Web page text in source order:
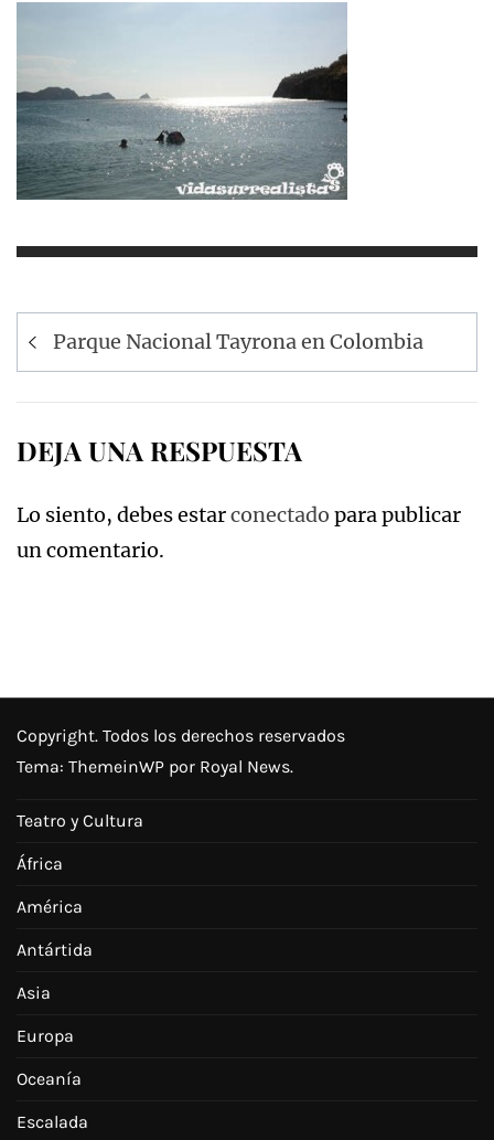
Navegación
de
Parque Nacional Tayrona en Colombia
DEJA UNA RESPUESTA
Lo siento, debes estarconectado para publicar
un comentario.
Copyright. Todos los derechos reservados
Tema: ThemeinWP por Royal News.
Teatro y Cultura
África
América
Antártida
Asia
Europa
Oceanía
Escalada